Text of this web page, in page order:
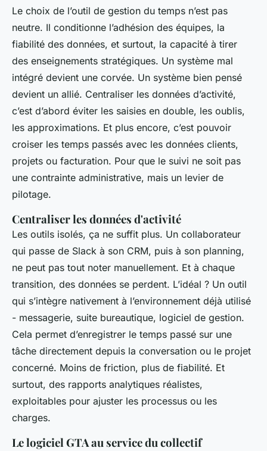
Le choix de l’outil de gestion du temps n’est pas
neutre. Il conditionne l’adhésion des équipes, la
fiabilité des données, et surtout, la capacité à tirer
des enseignements stratégiques. Un système mal
intégré devient une corvée. Un système bien pensé
devient un allié. Centraliser les données d’activité,
c’est d’abord éviter les saisies en double, les oublis,
les approximations. Et plus encore, c’est pouvoir
croiser les temps passés avec les données clients,
projets ou facturation. Pour que le suivi ne soit pas
une contrainte administrative, mais un levier de
pilotage.
Centraliser les données d'activité
Les outils isolés, ça ne suffit plus. Un collaborateur
qui passe de Slack à son CRM, puis à son planning,
ne peut pas tout noter manuellement. Et à chaque
transition, des données se perdent. L’idéal ? Un outil
qui s’intègre nativement à l’environnement déjà utilisé
- messagerie, suite bureautique, logiciel de gestion.
Cela permet d’enregistrer le temps passé sur une
tâche directement depuis la conversation ou le projet
concerné. Moins de friction, plus de fiabilité. Et
surtout, des rapports analytiques réalistes,
exploitables pour ajuster les processus ou les
charges.
Le logiciel GTA au service du collectif